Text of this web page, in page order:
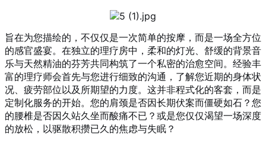
旨在为您描绘的，不仅仅是一次简单的按摩，而是一场全方位
的感官盛宴。在独立的理疗房中，柔和的灯光、舒缓的背景音
乐与天然精油的芬芳共同构筑了一个私密的治愈空间。经验丰
富的理疗师会首先与您进行细致的沟通，了解您近期的身体状
况、疲劳部位以及所期望的力度。这并非程式化的客套，而是
定制化服务的开始。您的肩颈是否因长期伏案而僵硬如石？您
的腰椎是否因久站久坐而酸痛不已？或是您仅仅渴望一场深度
的放松，以驱散积攒已久的焦虑与失眠？